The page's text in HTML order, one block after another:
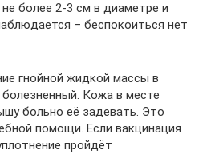
более 2-3 см в диаметре и
– беспокоиться нет
гнойной жидкой массы в
Кожа в месте
больно её задевать. Это
помощи. Если вакцинация
пройдёт